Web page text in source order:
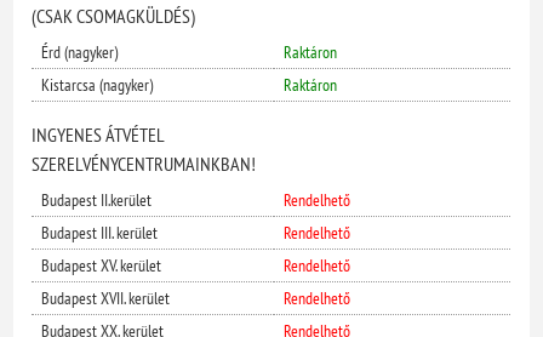
(CSAK CSOMAGKÜLDÉS)
Érd (nagyker)
Raktáron
Kistarcsa (nagyker)
Raktáron
INGYENES ÁTVÉTEL
SZERELVÉNYCENTRUMAINKBAN!
Budapest II.kerület
Rendelhető
Budapest III. kerület
Rendelhető
Budapest XV. kerület
Rendelhető
Budapest XVII. kerület
Rendelhető
Budapest XX. kerület
Rendelhető